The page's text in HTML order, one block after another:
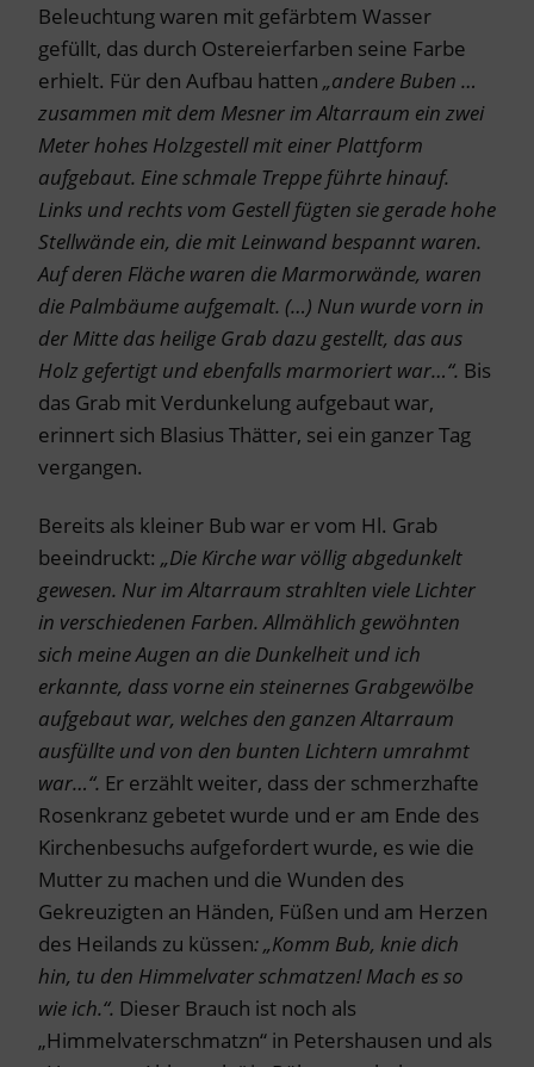
Beleuchtung waren mit gefärbtem Wasser
gefüllt, das durch Ostereierfarben seine Farbe
erhielt. Für den Aufbau hatten „andere Buben …
zusammen mit dem Mesner im Altarraum ein zwei
Meter hohes Holzgestell mit einer Plattform
aufgebaut. Eine schmale Treppe führte hinauf.
Links und rechts vom Gestell fügten sie gerade hohe
Stellwände ein, die mit Leinwand bespannt waren.
Auf deren Fläche waren die Marmorwände, waren
die Palmbäume aufgemalt. (…) Nun wurde vorn in
der Mitte das heilige Grab dazu gestellt, das aus
Holz gefertigt und ebenfalls marmoriert war…“. Bis
das Grab mit Verdunkelung aufgebaut war,
erinnert sich Blasius Thätter, sei ein ganzer Tag
vergangen.
Bereits als kleiner Bub war er vom Hl. Grab
beeindruckt: „Die Kirche war völlig abgedunkelt
gewesen. Nur im Altarraum strahlten viele Lichter
in verschiedenen Farben. Allmählich gewöhnten
sich meine Augen an die Dunkelheit und ich
erkannte, dass vorne ein steinernes Grabgewölbe
aufgebaut war, welches den ganzen Altarraum
ausfüllte und von den bunten Lichtern umrahmt
war…“. Er erzählt weiter, dass der schmerzhafte
Rosenkranz gebetet wurde und er am Ende des
Kirchenbesuchs aufgefordert wurde, es wie die
Mutter zu machen und die Wunden des
Gekreuzigten an Händen, Füßen und am Herzen
des Heilands zu küssen: „Komm Bub, knie dich
hin, tu den Himmelvater schmatzen! Mach es so
wie ich.“. Dieser Brauch ist noch als
„Himmelvaterschmatzn“ in Petershausen und als